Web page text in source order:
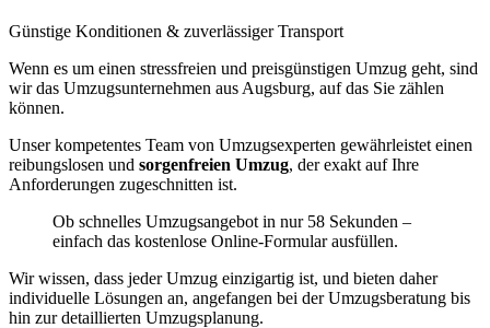
Günstige Konditionen & zuverlässiger Transport
Wenn es um einen stressfreien und preisgünstigen Umzug geht, sind
wir das Umzugsunternehmen aus Augsburg, auf das Sie zählen
können.
Unser kompetentes Team von Umzugsexperten gewährleistet einen
reibungslosen und sorgenfreien Umzug, der exakt auf Ihre
Anforderungen zugeschnitten ist.
Ob schnelles Umzugsangebot in nur 58 Sekunden –
einfach das kostenlose Online-Formular ausfüllen.
Wir wissen, dass jeder Umzug einzigartig ist, und bieten daher
individuelle Lösungen an, angefangen bei der Umzugsberatung bis
hin zur detaillierten Umzugsplanung.